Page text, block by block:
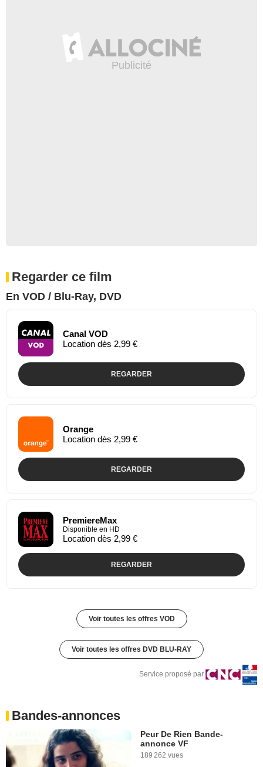
Regarder ce film
En VOD / Blu-Ray, DVD
Canal VOD
Location dès 2,99 €
REGARDER
Orange
Location dès 2,99 €
REGARDER
PremiereMax
Disponible en HD
Location dès 2,99 €
REGARDER
Voir toutes les offres VOD
Voir toutes les offres DVD BLU-RAY
Service proposé par
Bandes-annonces
Peur De Rien Bande-
annonce VF
189 262 vues